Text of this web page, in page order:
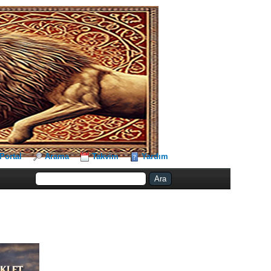
Portal Arama Takvim Yardım